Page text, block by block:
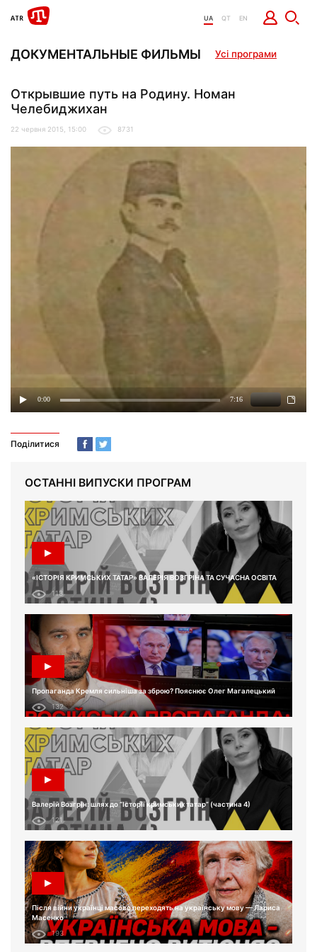
UA QT EN
ДОКУМЕНТАЛЬНЫЕ ФИЛЬМЫ Усі програми
Открывшие путь на Родину. Номан
Челебиджихан
22 червня 2015, 15:00 8731
Поділитися
ОСТАННІ ВИПУСКИ ПРОГРАМ
«ІСТОРІЯ КРИМСЬКИХ ТАТАР» ВАЛЕРІЯ ВОЗГРІНА ТА СУЧАСНА ОСВІТА
113
Пропаганда Кремля сильніша за зброю? Пояснює Олег Магалецький
132
Валерій Возгрін: шлях до “Історії кримських татар” (частина 4)
121
Після війни українці масово переходять на українську мову — Лариса
Масенко
193